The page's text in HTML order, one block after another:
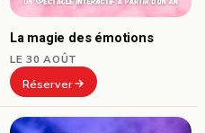
La magie des émotions
LE 30 AOÛT
Réserver